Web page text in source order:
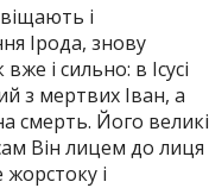
і
Ірода, знову
і сильно: в Ісусі
з мертвих Іван, а
смерть. Його великі
Він лицем до лиця
і